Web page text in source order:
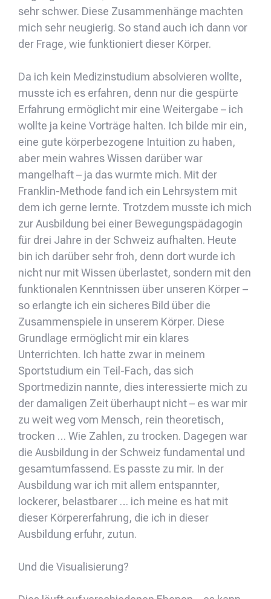
sehr schwer. Diese Zusammenhänge machten
mich sehr neugierig. So stand auch ich dann vor
der Frage, wie funktioniert dieser Körper.
Da ich kein Medizinstudium absolvieren wollte,
musste ich es erfahren, denn nur die gespürte
Erfahrung ermöglicht mir eine Weitergabe – ich
wollte ja keine Vorträge halten. Ich bilde mir ein,
eine gute körperbezogene Intuition zu haben,
aber mein wahres Wissen darüber war
mangelhaft – ja das wurmte mich. Mit der
Franklin-Methode fand ich ein Lehrsystem mit
dem ich gerne lernte. Trotzdem musste ich mich
zur Ausbildung bei einer Bewegungspädagogin
für drei Jahre in der Schweiz aufhalten. Heute
bin ich darüber sehr froh, denn dort wurde ich
nicht nur mit Wissen überlastet, sondern mit den
funktionalen Kenntnissen über unseren Körper –
so erlangte ich ein sicheres Bild über die
Zusammenspiele in unserem Körper. Diese
Grundlage ermöglicht mir ein klares
Unterrichten. Ich hatte zwar in meinem
Sportstudium ein Teil-Fach, das sich
Sportmedizin nannte, dies interessierte mich zu
der damaligen Zeit überhaupt nicht – es war mir
zu weit weg vom Mensch, rein theoretisch,
trocken … Wie Zahlen, zu trocken. Dagegen war
die Ausbildung in der Schweiz fundamental und
gesamtumfassend. Es passte zu mir. In der
Ausbildung war ich mit allem entspannter,
lockerer, belastbarer … ich meine es hat mit
dieser Körpererfahrung, die ich in dieser
Ausbildung erfuhr, zutun.
Und die Visualisierung?